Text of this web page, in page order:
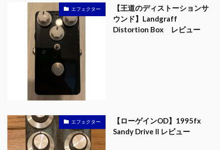
エフェクター
【王道のディストーションサ
ウンド】Landgraff
Distortion Box レビュー
エフェクター
【ローゲインOD】1995fx
Sandy Drive II レビュー